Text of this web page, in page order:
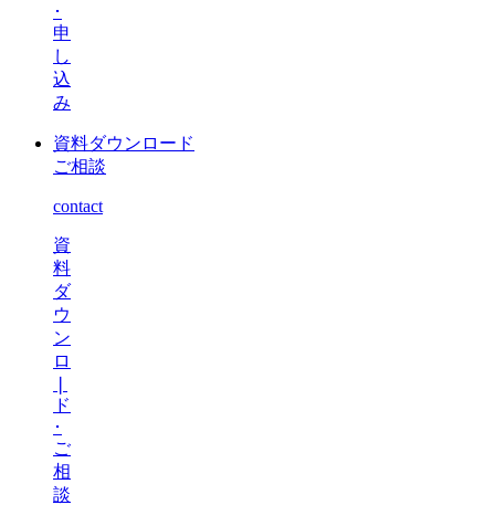
･
申
し
込
み
資料ダウンロード
ご相談
contact
資
料
ダ
ウ
ン
ロ
ド
･
ご
相
談